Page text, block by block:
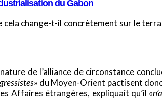
du Gabon
cela change-t-il concrètement sur le
de l’alliance de circonstance
» du Moyen-Orient pactisent
Affaires étrangères, expliquait qu’il «